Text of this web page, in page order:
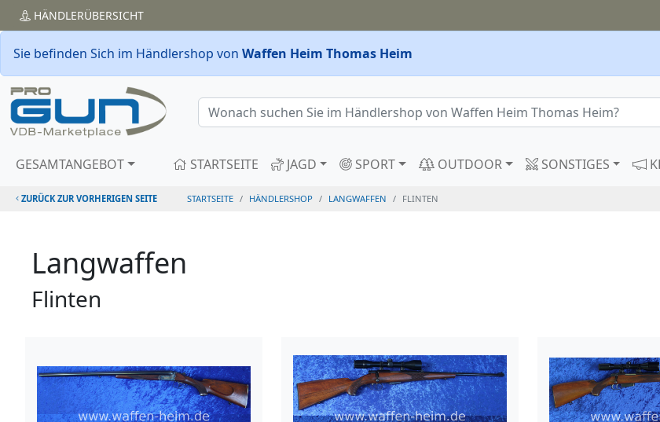
HÄNDLERÜBERSICHT
Sie befinden Sich im Händlershop von Waffen Heim Thomas Heim
GESAMTANGEBOT STARTSEITE JAGD SPORT OUTDOOR SONSTIGES
ZURÜCK ZUR VORHERIGEN SEITE STARTSEITE HÄNDLERSHOP LANGWAFFEN FLINTEN
Langwaffen
Flinten